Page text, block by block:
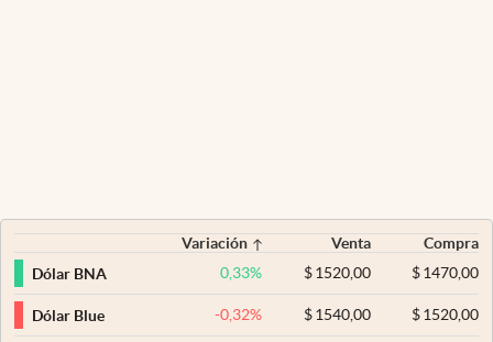
Variación Venta
Compra
Dólar BNA
0,33% $ 1520,00 $1470,00
Dólar Blue -0,32% $ 1540,00 $1520,00